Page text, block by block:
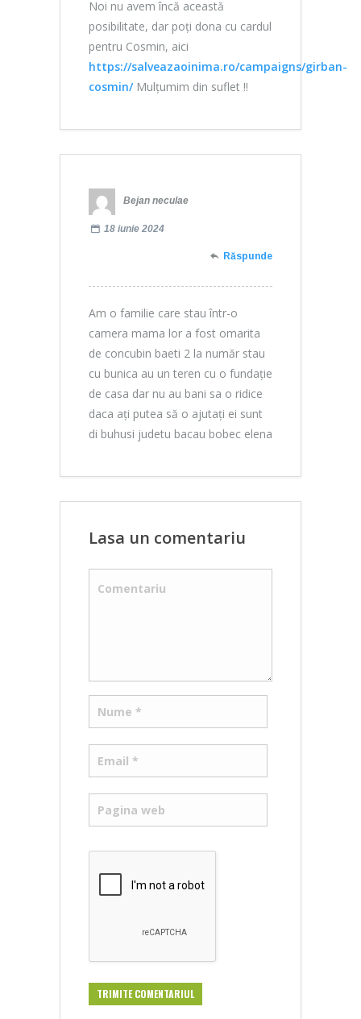
Noi nu avem încă această
posibilitate, dar poți dona cu cardul
pentru Cosmin, aici
https://salveazaoinima.ro/campaigns/girban-
cosmin/Mulțumim din suflet !!
Bejan neculae
18 iunie 2024
Răspunde
Am o familie care stau într-o
camera mama lor a fost omarita
de concubin baeti 2 la număr stau
cu bunica au un teren cu o fundație
de casa dar nu au bani sa o ridice
daca ați putea să o ajutați ei sunt
di buhusi judetu bacau bobec elena
Lasa un comentariu